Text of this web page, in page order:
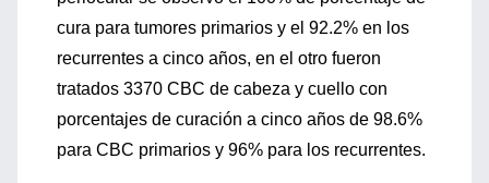
cura para tumores primarios y el 92.2% en los
recurrentes a cinco años, en el otro fueron
tratados 3370 CBC de cabeza y cuello con
porcentajes de curación a cinco años de 98.6%
para CBC primarios y 96% para los recurrentes.